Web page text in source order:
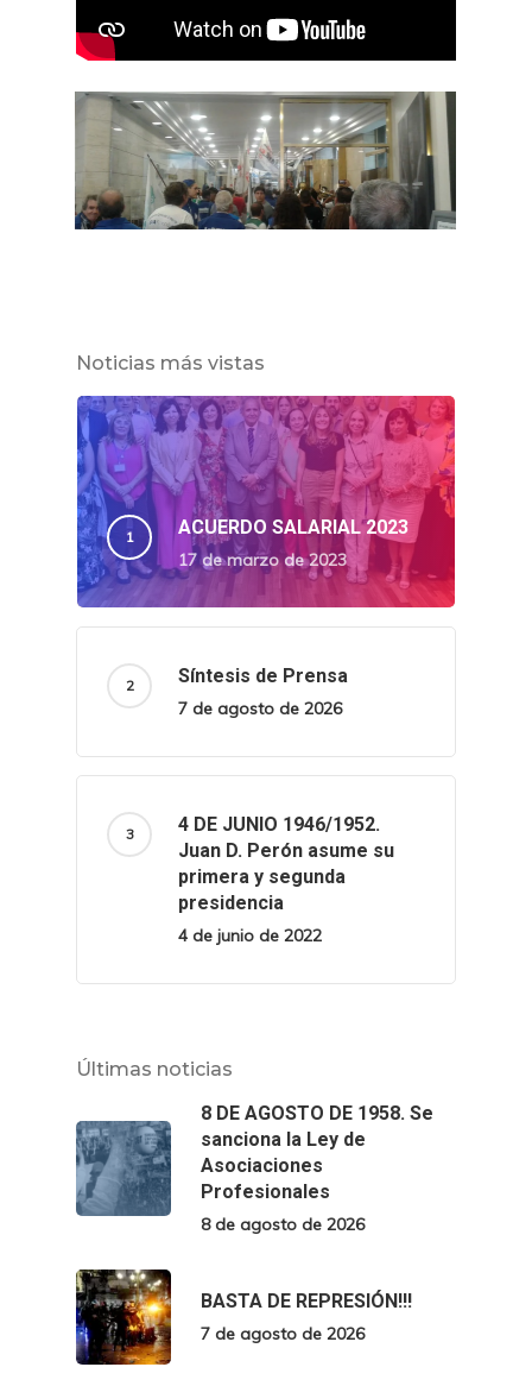
Noticias más vistas
ACUERDO SALARIAL 2023
17 de marzo de 2023
Síntesis de Prensa
7 de agosto de 2026
4 DE JUNIO 1946/1952.
Juan D. Perón asume su
primera y segunda
presidencia
4 de junio de 2022
Últimas noticias
8 DE AGOSTO DE 1958. Se
sanciona la Ley de
Asociaciones
Profesionales
8 de agosto de 2026
BASTA DE REPRESIÓN!!!
7 de agosto de 2026